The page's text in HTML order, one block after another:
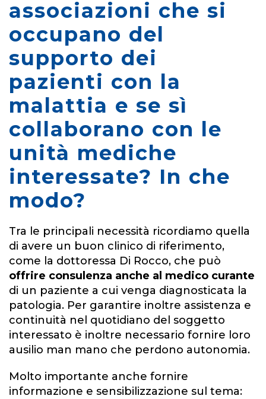
associazioni che si
occupano del
supporto dei
pazienti con la
malattia e se sì
collaborano con le
unità mediche
interessate? In che
modo?
Tra le principali necessità ricordiamo quella
di avere un buon clinico di riferimento,
come la dottoressa Di Rocco, che può
offrire consulenza anche al medico curante
di un paziente a cui venga diagnosticata la
patologia. Per garantire inoltre assistenza e
continuità nel quotidiano del soggetto
interessato è inoltre necessario fornire loro
ausilio man mano che perdono autonomia.
Molto importante anche fornire
informazione e sensibilizzazione sul tema: